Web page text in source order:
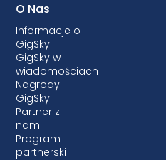
O Nas
Informacje o
GigSky
GigSky w
wiadomościach
Nagrody
GigSky
Partner z
nami
Program
partnerski